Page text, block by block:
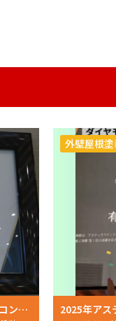
２０２１年度秋季アステック受注アップコンペにて表彰いただきました！
外壁屋根